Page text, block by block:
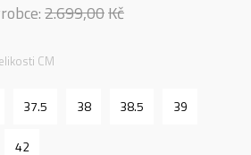
2.699,00Kč
CM
37.5 38 38.5 39
42